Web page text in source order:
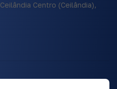
Ceilândia Centro (Ceilândia),